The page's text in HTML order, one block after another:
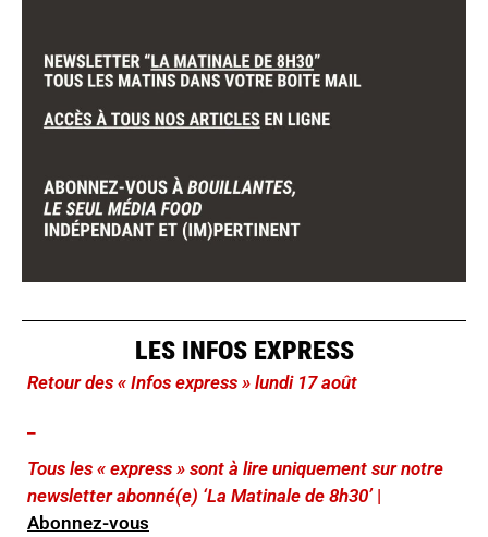
LES INFOS EXPRESS
Retour des « Infos express » lundi 17 août
Tous les « express » sont à lire uniquement sur notre
newsletter abonné(e) ‘La Matinale de 8h30’ |
Abonnez-vous